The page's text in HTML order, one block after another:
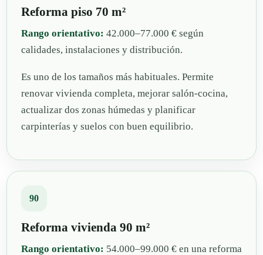
Reforma piso 70 m²
Rango orientativo: 42.000–77.000 € según
calidades, instalaciones y distribución.
Es uno de los tamaños más habituales. Permite
renovar vivienda completa, mejorar salón-cocina,
actualizar dos zonas húmedas y planificar
carpinterías y suelos con buen equilibrio.
90
Reforma vivienda 90 m²
Rango orientativo: 54.000–99.000 € en una reforma